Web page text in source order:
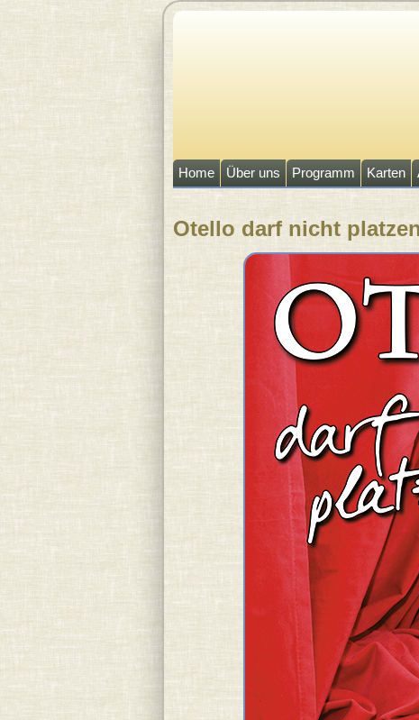
Home Über uns Programm Karten
Sie sind hier
Otello darf nicht